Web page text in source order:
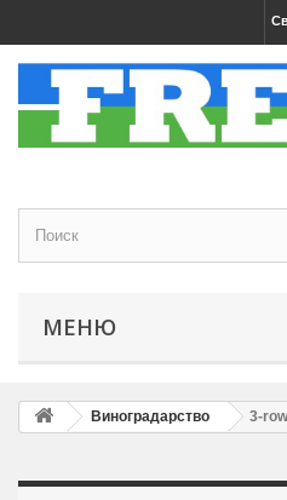
МЕНЮ
Виноградарство 3-